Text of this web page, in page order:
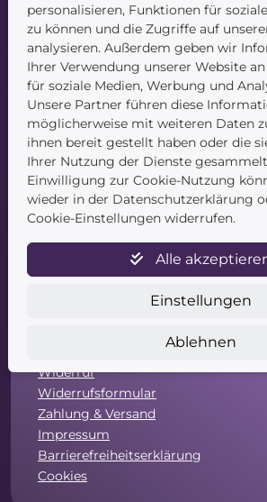
Navigation
Startseite
Blog
Kontakt
Service
Widerruf
Widerrufsformular
Zahlung & Versand
Impressum
Barrierefreiheitserklärung
Cookies
personalisieren, Funktionen für
zu können und die Zugriffe auf
analysieren. Außerdem geben wir
Ihrer Verwendung unserer Website
für soziale Medien, Werbung und
Unsere Partner führen diese
möglicherweise mit weiteren Daten
ihnen bereit gestellt haben oder die
Ihrer Nutzung der Dienste
Einwilligung zur Cookie-Nutzung
wieder in der Datenschutzerklärung
Cookie-Einstellungen widerrufen.
Alle
Einstellungen
Ablehnen